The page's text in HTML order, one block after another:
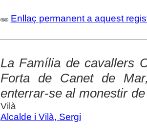
Enllaç permanent a aquest
La Família de cavallers
Forta de Canet de
enterrar-se al monestir
Vilà
Alcalde i Vilà, Sergi